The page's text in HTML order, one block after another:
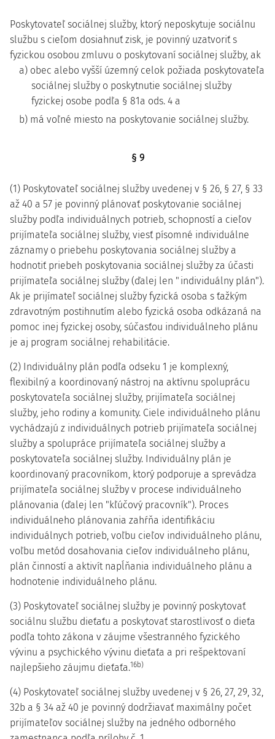
Poskytovateľ sociálnej služby, ktorý neposkytuje sociálnu
službu s cieľom dosiahnuť zisk, je povinný uzatvoriť s
fyzickou osobou zmluvu o poskytovaní sociálnej služby, ak
a) obec alebo vyšší územný celok požiada poskytovateľa
sociálnej služby o poskytnutie sociálnej služby
fyzickej osobe podľa § 81a ods. 4 a
b) má voľné miesto na poskytovanie sociálnej služby.
§ 9
(1) Poskytovateľ sociálnej služby uvedenej v § 26, § 27, § 33
až 40 a 57 je povinný plánovať poskytovanie sociálnej
služby podľa individuálnych potrieb, schopností a cieľov
prijímateľa sociálnej služby, viesť písomné individuálne
záznamy o priebehu poskytovania sociálnej služby a
hodnotiť priebeh poskytovania sociálnej služby za účasti
prijímateľa sociálnej služby (ďalej len "individuálny plán").
Ak je prijímateľ sociálnej služby fyzická osoba s ťažkým
zdravotným postihnutím alebo fyzická osoba odkázaná na
pomoc inej fyzickej osoby, súčasťou individuálneho plánu
je aj program sociálnej rehabilitácie.
(2) Individuálny plán podľa odseku 1 je komplexný,
flexibilný a koordinovaný nástroj na aktívnu spoluprácu
poskytovateľa sociálnej služby, prijímateľa sociálnej
služby, jeho rodiny a komunity. Ciele individuálneho plánu
vychádzajú z individuálnych potrieb prijímateľa sociálnej
služby a spolupráce prijímateľa sociálnej služby a
poskytovateľa sociálnej služby. Individuálny plán je
koordinovaný pracovníkom, ktorý podporuje a sprevádza
prijímateľa sociálnej služby v procese individuálneho
plánovania (ďalej len "kľúčový pracovník"). Proces
individuálneho plánovania zahŕňa identifikáciu
individuálnych potrieb, voľbu cieľov individuálneho plánu,
voľbu metód dosahovania cieľov individuálneho plánu,
plán činností a aktivít napĺňania individuálneho plánu a
hodnotenie individuálneho plánu.
(3) Poskytovateľ sociálnej služby je povinný poskytovať
sociálnu službu dieťaťu a poskytovať starostlivosť o dieťa
podľa tohto zákona v záujme všestranného fyzického
vývinu a psychického vývinu dieťaťa a pri rešpektovaní
najlepšieho záujmu dieťaťa.16b)
(4) Poskytovateľ sociálnej služby uvedenej v § 26, 27, 29, 32,
32b a § 34 až 40 je povinný dodržiavať maximálny počet
prijímateľov sociálnej služby na jedného odborného